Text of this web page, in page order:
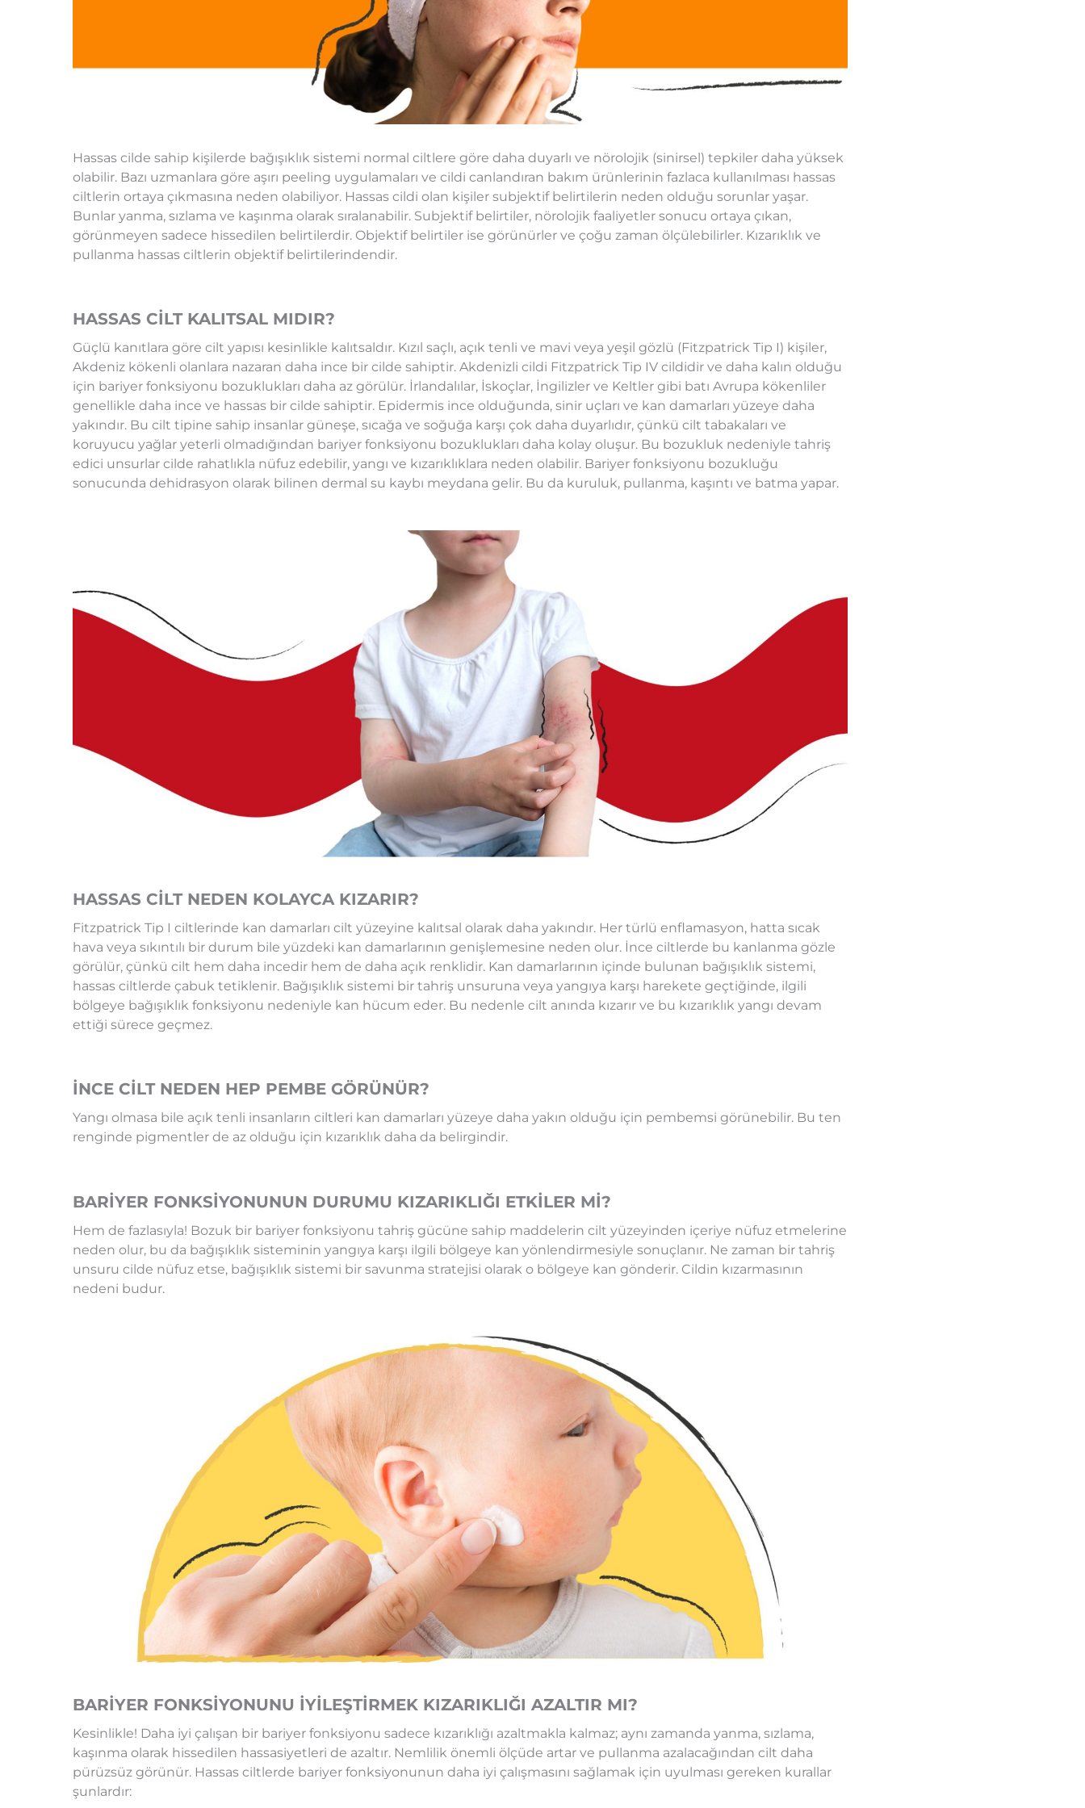
Hassas cilde sahip kişilerde bağışıklık sistemi normal ciltlere göre daha duyarlı ve nörolojik (sinirsel) tepkiler daha yüksek
olabilir. Bazı uzmanlara göre aşırı peeling uygulamaları ve cildi canlandıran bakım ürünlerinin fazlaca kullanılması hassas
ciltlerin ortaya çıkmasına neden olabiliyor. Hassas cildi olan kişiler subjektif belirtilerin neden olduğu sorunlar yaşar.
Bunlar yanma, sızlama ve kaşınma olarak sıralanabilir. Subjektif belirtiler, nörolojik faaliyetler sonucu ortaya çıkan,
görünmeyen sadece hissedilen belirtilerdir. Objektif belirtiler ise görünürler ve çoğu zaman ölçülebilirler. Kızarıklık ve
pullanma hassas ciltlerin objektif belirtilerindendir.
HASSAS CİLT KALITSAL MIDIR?
Güçlü kanıtlara göre cilt yapısı kesinlikle kalıtsaldır. Kızıl saçlı, açık tenli ve mavi veya yeşil gözlü (Fitzpatrick Tip I) kişiler,
Akdeniz kökenli olanlara nazaran daha ince bir cilde sahiptir. Akdenizli cildi Fitzpatrick Tip IV cildidir ve daha kalın olduğu
için bariyer fonksiyonu bozuklukları daha az görülür. İrlandalılar, İskoçlar, İngilizler ve Keltler gibi batı Avrupa kökenliler
genellikle daha ince ve hassas bir cilde sahiptir. Epidermis ince olduğunda, sinir uçları ve kan damarları yüzeye daha
yakındır. Bu cilt tipine sahip insanlar güneşe, sıcağa ve soğuğa karşı çok daha duyarlıdır, çünkü cilt tabakaları ve
koruyucu yağlar yeterli olmadığından bariyer fonksiyonu bozuklukları daha kolay oluşur. Bu bozukluk nedeniyle tahriş
edici unsurlar cilde rahatlıkla nüfuz edebilir, yangı ve kızarıklıklara neden olabilir. Bariyer fonksiyonu bozukluğu
sonucunda dehidrasyon olarak bilinen dermal su kaybı meydana gelir. Bu da kuruluk, pullanma, kaşıntı ve batma yapar.
HASSAS CİLT NEDEN KOLAYCA KIZARIR?
Fitzpatrick Tip I ciltlerinde kan damarları cilt yüzeyine kalıtsal olarak daha yakındır. Her türlü enflamasyon, hatta sıcak
hava veya sıkıntılı bir durum bile yüzdeki kan damarlarının genişlemesine neden olur. İnce ciltlerde bu kanlanma gözle
görülür, çünkü cilt hem daha incedir hem de daha açık renklidir. Kan damarlarının içinde bulunan bağışıklık sistemi,
hassas ciltlerde çabuk tetiklenir. Bağışıklık sistemi bir tahriş unsuruna veya yangıya karşı harekete geçtiğinde, ilgili
bölgeye bağışıklık fonksiyonu nedeniyle kan hücum eder. Bu nedenle cilt anında kızarır ve bu kızarıklık yangı devam
ettiği sürece geçmez.
İNCE CİLT NEDEN HEP PEMBE GÖRÜNÜR?
Yangı olmasa bile açık tenli insanların ciltleri kan damarları yüzeye daha yakın olduğu için pembemsi görünebilir. Bu ten
renginde pigmentler de az olduğu için kızarıklık daha da belirgindir.
BARİYER FONKSİYONUNUN DURUMU KIZARIKLIĞI ETKİLER Mİ?
Hem de fazlasıyla! Bozuk bir bariyer fonksiyonu tahriş gücüne sahip maddelerin cilt yüzeyinden içeriye nüfuz etmelerine
neden olur, bu da bağışıklık sisteminin yangıya karşı ilgili bölgeye kan yönlendirmesiyle sonuçlanır. Ne zaman bir tahriş
unsuru cilde nüfuz etse, bağışıklık sistemi bir savunma stratejisi olarak o bölgeye kan gönderir. Cildin kızarmasının
nedeni budur.
BARİYER FONKSİYONUNU İYİLEŞTİRMEK KIZARIKLIĞI AZALTIR MI?
Kesinlikle! Daha iyi çalışan bir bariyer fonksiyonu sadece kızarıklığı azaltmakla kalmaz; aynı zamanda yanma, sızlama,
kaşınma olarak hissedilen hassasiyetleri de azaltır. Nemlilik önemli ölçüde artar ve pullanma azalacağından cilt daha
pürüzsüz görünür. Hassas ciltlerde bariyer fonksiyonunun daha iyi çalışmasını sağlamak için uyulması gereken kurallar
şunlardır: